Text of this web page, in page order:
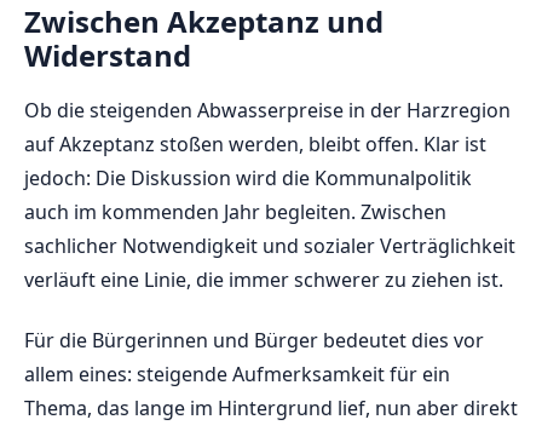
Zwischen Akzeptanz und
Widerstand
Ob die steigenden Abwasserpreise in der Harzregion
auf Akzeptanz stoßen werden, bleibt offen. Klar ist
jedoch: Die Diskussion wird die Kommunalpolitik
auch im kommenden Jahr begleiten. Zwischen
sachlicher Notwendigkeit und sozialer Verträglichkeit
verläuft eine Linie, die immer schwerer zu ziehen ist.
Für die Bürgerinnen und Bürger bedeutet dies vor
allem eines: steigende Aufmerksamkeit für ein
Thema, das lange im Hintergrund lief, nun aber direkt